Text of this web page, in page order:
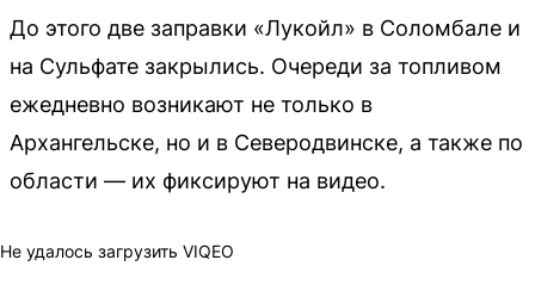
До этого две заправки «Лукойл» в Соломбале и
на Сульфате закрылись. Очереди за топливом
ежедневно возникают не только в
Архангельске, но и в Северодвинске, а также по
области — их фиксируют на видео.
Не удалось загрузить VIQEO